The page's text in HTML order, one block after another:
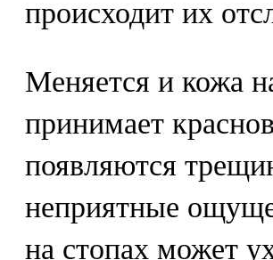
происходит их
Меняется и кожа
принимает
появляются
неприятные
на стопах может